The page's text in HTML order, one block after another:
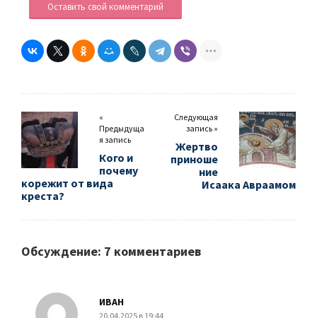
Оставить свой комментарий
«
Предыдуща
я запись
Кого и
почему
корежит от вида
креста?
Следующая
запись »
Жертво
приноше
ние
Исаака Авраамом
Обсуждение: 7 комментариев
ИВАН
20.04.2025 в 19:44